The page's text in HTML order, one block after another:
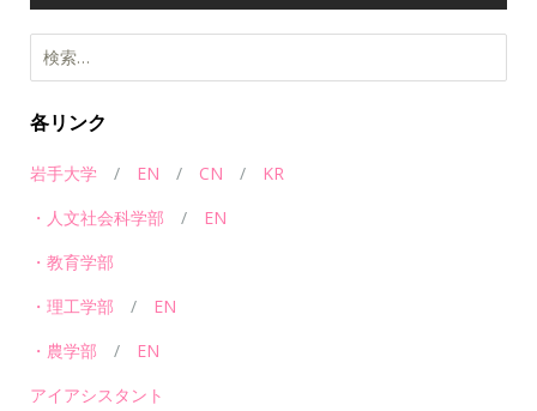
索:
各リンク
岩手大学 / EN / CN / KR
・人文社会科学部 / EN
・教育学部
・理工学部 / EN
・農学部 / EN
アイアシスタント